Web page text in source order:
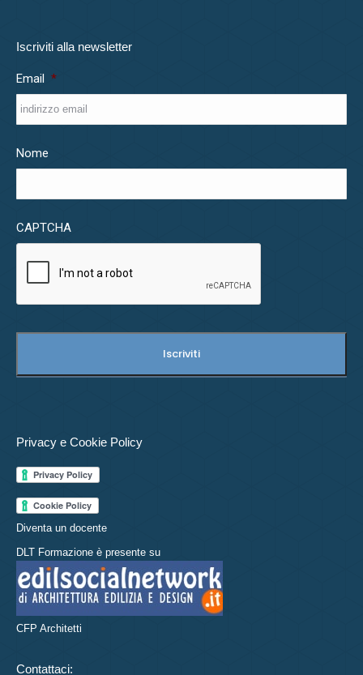
Iscriviti alla newsletter
Email *
Nome
CAPTCHA
Privacy e Cookie Policy
Diventa un docente
DLT Formazione è presente su
CFP Architetti
Contattaci: